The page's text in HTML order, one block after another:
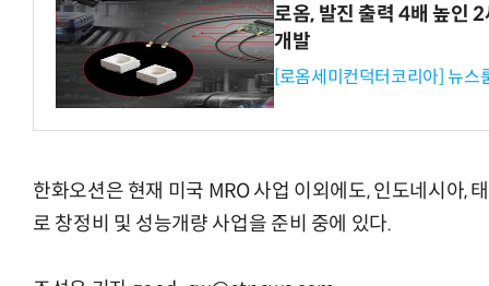
로옴, 발진 출력 4배 높인
개발
[로옴세미컨덕터코리아] 뉴스
한화오션은 현재 미국 MRO 사업 이외에도, 인도네시아,
로 창정비 및 성능개량 사업을 준비 중에 있다.